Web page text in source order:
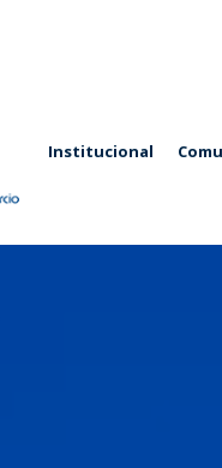
Institucional